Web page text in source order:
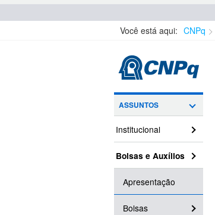
Você está aqui: CNPq
ASSUNTOS
Institucional
Bolsas e Auxílios
Apresentação
Bolsas